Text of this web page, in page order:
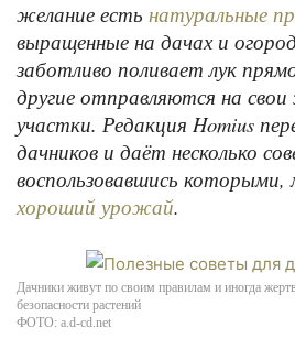
желание есть натуральные
выращенные на дачах и
заботливо поливает лук
другие отправляются на свои
участки. Редакция Homius
дачников и даёт несколько
воспользовавшись
хороший урожай.
Дачники живут по своим правилам и иногда
безопасности растений
ФОТО: a.d-cd.net